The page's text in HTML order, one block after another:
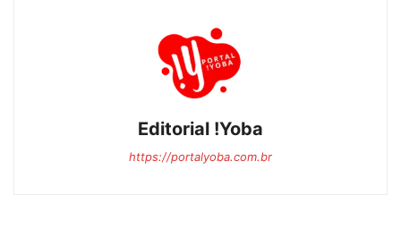
Editorial !Yoba
https://portalyoba.com.br